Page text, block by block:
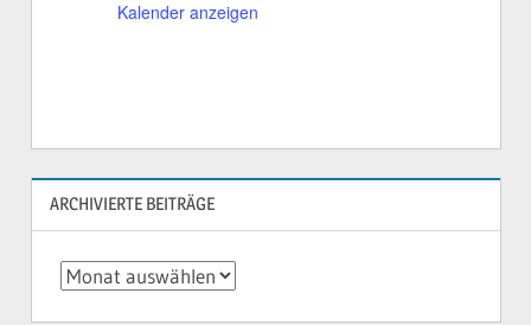
g
Kalender anzeigen
ARCHIVIERTE BEITRÄGE
Archivierte